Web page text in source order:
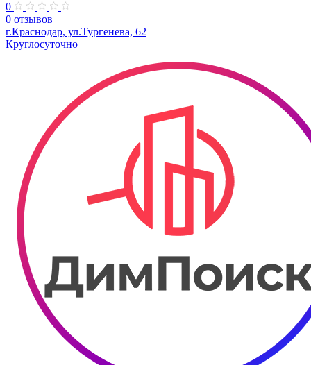
0
0 отзывов
г.Краснодар, ул.Тургенева, 62
Круглосуточно